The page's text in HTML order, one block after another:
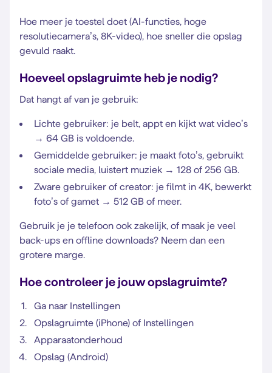
Hoe meer je toestel doet (AI-functies, hoge
resolutiecamera’s, 8K-video), hoe sneller die opslag
gevuld raakt.
Hoeveel opslagruimte heb je nodig?
Dat hangt af van je gebruik:
Lichte gebruiker: je belt, appt en kijkt wat video’s
→ 64 GB is voldoende.
Gemiddelde gebruiker: je maakt foto’s, gebruikt
sociale media, luistert muziek → 128 of 256 GB.
Zware gebruiker of creator: je filmt in 4K, bewerkt
foto’s of gamet → 512 GB of meer.
Gebruik je je telefoon ook zakelijk, of maak je veel
back-ups en offline downloads? Neem dan een
grotere marge.
Hoe controleer je jouw opslagruimte?
Ga naar Instellingen
Opslagruimte (iPhone) of Instellingen
Apparaatonderhoud
Opslag (Android)